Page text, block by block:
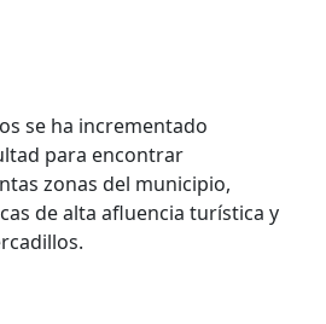
se ha incrementado
para encontrar
zonas del municipio,
de alta afluencia turística y